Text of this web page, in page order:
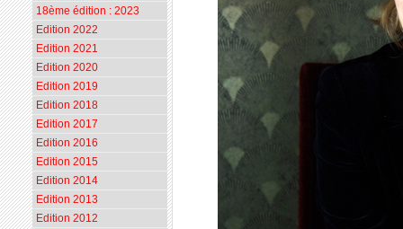
18ème édition : 2023
Edition 2022
Edition 2021
Edition 2020
Edition 2019
Edition 2018
Edition 2017
Edition 2016
Edition 2015
Edition 2014
Edition 2013
Edition 2012